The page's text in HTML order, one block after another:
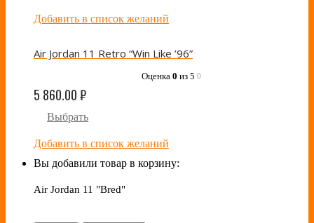
Добавить в список желаний
Air Jordan 11 Retro “Win Like ’96”
Оценка 0 из 5 0
5 860.00₽
Выбрать
Добавить в список желаний
Вы добавили товар в корзину:
Air Jordan 11 "Bred"